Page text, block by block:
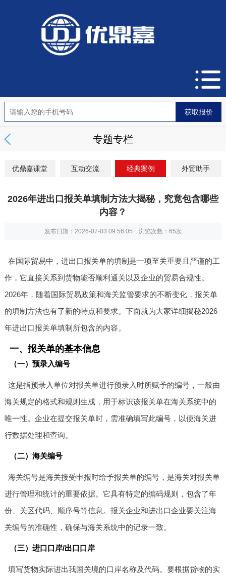
专题专栏
优鼎嘉课堂 互动交流 经典案例 外贸助手
2026年进出口报关单填制方法大揭秘，究竟包含哪些
内容？
发布日期：2026-07-03 09:56:05 浏览次数： 65次
在国际贸易中，进出口报关单的填制是一项至关重要且严谨的工
作，它直接关系到货物能否顺利通关以及企业的贸易合规性。
2026年，随着国际贸易政策和海关监管要求的不断变化，报关单
的填制方法也有了新的特点和要求。下面就为大家详细揭秘2026
年进出口报关单填制所包含的内容。
一、报关单的基本信息
（一）预录入编号
这是指预录入单位对报关单进行预录入时所赋予的编号，一般由
海关规定的格式和规则生成，用于标识该报关单在海关系统中的
唯一性。企业在提交报关单时，需准确填写此编号，以便海关进
行数据处理和查询。
（二）海关编号
海关编号是海关接受申报时给予报关单的编号，是海关对报关单
进行管理和统计的重要依据。它具有特定的编码规则，包含了年
份、关区代码、顺序号等信息。报关企业和进出口企业要关注海
关编号的准确性，确保与海关系统中的记录一致。
（三）进口口岸/出口口岸
填写货物实际进出我国关境的口岸名称及代码。要根据货物的实